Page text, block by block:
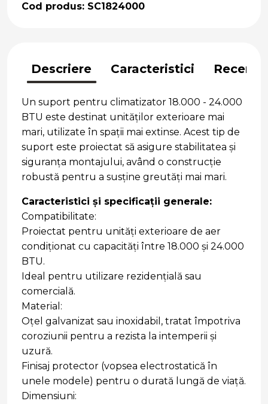
Cod produs: SC1824000
Descriere Caracteristici
Un suport pentru climatizator 18.000 - 24.000
BTU este destinat unităților exterioare mai
mari, utilizate în spații mai extinse. Acest tip de
suport este proiectat să asigure stabilitatea și
siguranța montajului, având o construcție
robustă pentru a susține greutăți mai mari.
Caracteristici și specificații generale:
Compatibilitate:
Proiectat pentru unități exterioare de aer
condiționat cu capacități între 18.000 și 24.000
BTU.
Ideal pentru utilizare rezidențială sau
comercială.
Material:
Oțel galvanizat sau inoxidabil, tratat împotriva
coroziunii pentru a rezista la intemperii și
uzură.
Finisaj protector (vopsea electrostatică în
unele modele) pentru o durată lungă de viață.
Dimensiuni: